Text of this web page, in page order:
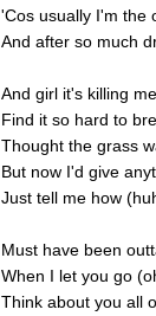
'Cos usually I'm the
And after so much
And girl it's killing me
Find it so hard to
Thought the grass
But now I'd give
Just tell me how (
Must have been
When I let you go (
Think about you all